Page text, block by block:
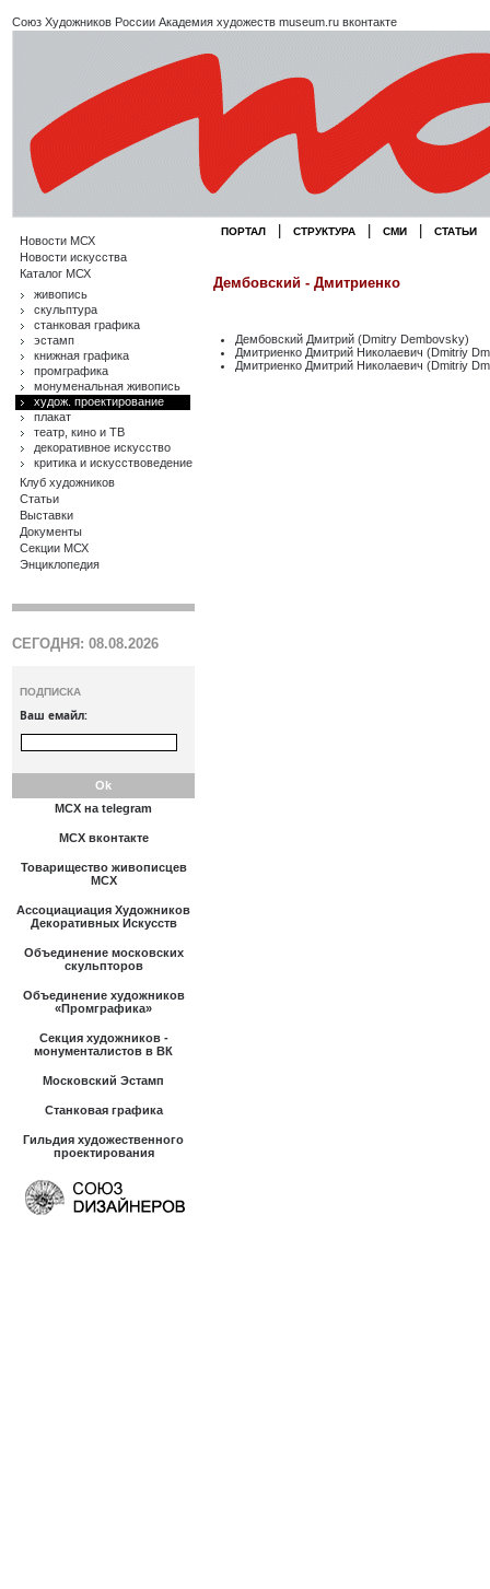
Союз Художников России Академия художеств museum.ru вконтакте
Новости МСХ
Новости искусства
Каталог МСХ
живопись
скульптура
станковая графика
эстамп
книжная графика
промграфика
монуменальная живопись
худож. проектирование
плакат
театр, кино и ТВ
декоративное искусство
критика и искусствоведение
Клуб художников
Статьи
Выставки
Документы
Секции МСХ
Энциклопедия
СЕГОДНЯ: 08.08.2026
ПОДПИСКА
Ваш емайл:
МСХ на telegram
МСХ вконтакте
Товарищество живописцев
МСХ
Ассоциациация Художников
Декоративных Искусств
Объединение московских
скульпторов
Объединение художников
«Промграфика»
Секция художников -
монументалистов в ВК
Московский Эстамп
Станковая графика
Гильдия художественного
проектирования
ПОРТАЛ СТРУКТУРА СМИ СТАТЬИ
Дембовский - Дмитриенко
Дембовский Дмитрий (Dmitry Dembovsky)
Дмитриенко Дмитрий Николаевич (Dmitriy
Дмитриенко Дмитрий Николаевич (Dmitriy